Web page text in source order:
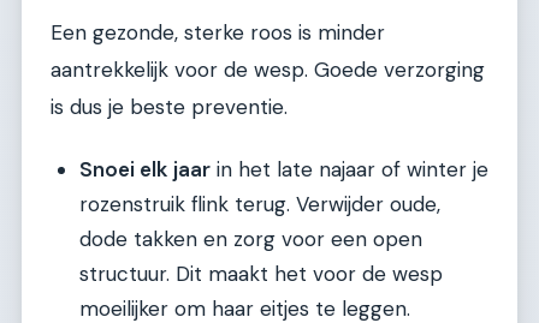
Een gezonde, sterke roos is minder
aantrekkelijk voor de wesp. Goede verzorging
is dus je beste preventie.
Snoei elk jaar in het late najaar of winter je
rozenstruik flink terug. Verwijder oude,
dode takken en zorg voor een open
structuur. Dit maakt het voor de wesp
moeilijker om haar eitjes te leggen.